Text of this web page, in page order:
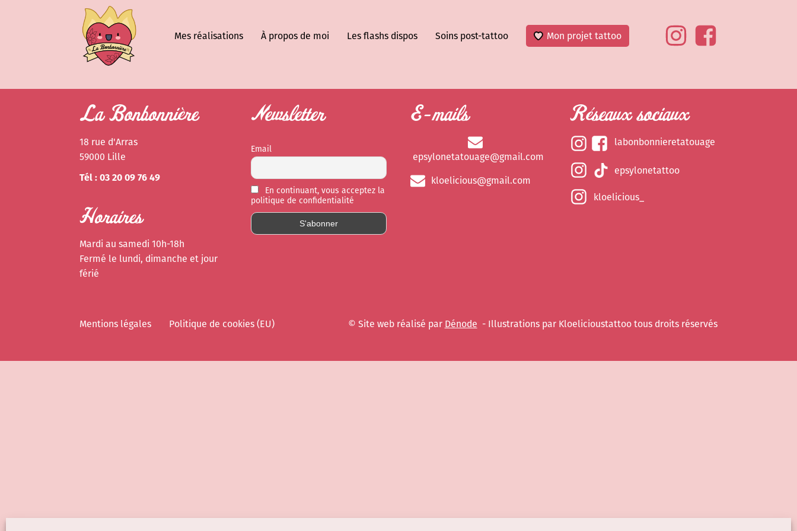
Mes réalisations À propos de moi Les flashs dispos Soins post-tattoo Mon projet tattoo
La Bonbonnière
18 rue d'Arras
59000 Lille
Tél : 03 20 09 76 49
Horaires
Mardi au samedi 10h-18h
Fermé le lundi, dimanche et jour
férié
Newsletter
Email
En continuant, vous acceptez la
politique de confidentialité
E-mails
epsylonetatouage@gmail.com
kloelicious@gmail.com
Réseaux sociaux
labonbonnieretatouage
epsylonetattoo
kloelicious_
Mentions légales Politique de cookies (EU) © Site web réalisé par Dénode - Illustrations par Kloelicioustattoo tous droits réservés